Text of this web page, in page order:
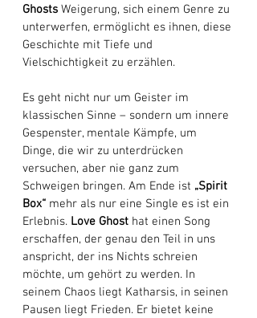
Ghosts Weigerung, sich einem Genre zu
unterwerfen, ermöglicht es ihnen, diese
Geschichte mit Tiefe und
Vielschichtigkeit zu erzählen.
Es geht nicht nur um Geister im
klassischen Sinne – sondern um innere
Gespenster, mentale Kämpfe, um
Dinge, die wir zu unterdrücken
versuchen, aber nie ganz zum
Schweigen bringen. Am Ende ist „Spirit
Box“ mehr als nur eine Single es ist ein
Erlebnis. Love Ghost hat einen Song
erschaffen, der genau den Teil in uns
anspricht, der ins Nichts schreien
möchte, um gehört zu werden. In
seinem Chaos liegt Katharsis, in seinen
Pausen liegt Frieden. Er bietet keine